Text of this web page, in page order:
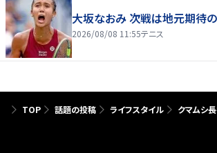
大坂なおみ 次戦は地元期待
2026/08/08 11:55テニス
TOP 話題の投稿 ライフスタイル クマムシ